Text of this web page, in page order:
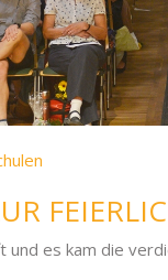
und es kam die